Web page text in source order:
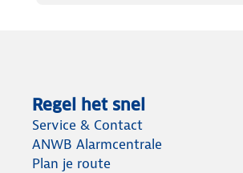
Regel het snel
Service & Contact
ANWB Alarmcentrale
Plan je route